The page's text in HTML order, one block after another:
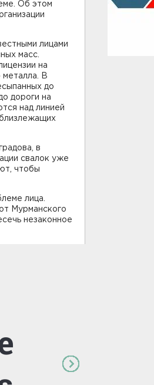
Об этом
лицами
масс.
на
металла. В
до
дороги на
над линией
в
свалок уже
чтобы
лица.
Мурманского
незаконное